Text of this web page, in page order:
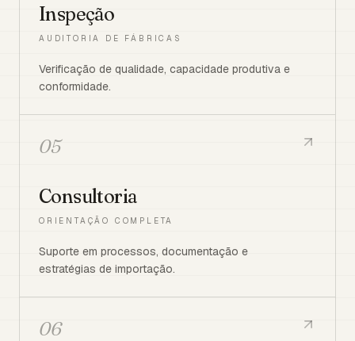
Inspeção
AUDITORIA DE FÁBRICAS
Verificação de qualidade, capacidade produtiva e
conformidade.
05
Consultoria
ORIENTAÇÃO COMPLETA
Suporte em processos, documentação e
estratégias de importação.
06